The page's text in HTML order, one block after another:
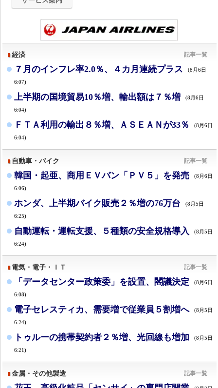
経済 記事一覧
７月のインフレ率2.0％、４カ月連続プラス (8月6日
6:07)
上半期の国境貿易10％増、輸出額は７％増 (8月6日
6:04)
ＦＴＡ利用の輸出８％増、ＡＳＥＡＮが33％ (8月6日
6:04)
自動車・バイク 記事一覧
韓国・起亜、商用ＥＶバン「ＰＶ５」を発売 (8月6日
6:06)
ホンダ、上半期バイク販売２％増の76万台 (8月5日
6:25)
自動運転・運転支援、５種類の安全規格導入 (8月5日
6:24)
電気・電子・ＩＴ 記事一覧
「データセンター政策委」を設置、閣議決定 (8月6日
6:08)
電子セレスティカ、需要増で従業員５割増へ (8月5日
6:24)
トゥルーの携帯契約者２％増、光回線も増加 (8月5日
6:21)
金属・その他製造 記事一覧